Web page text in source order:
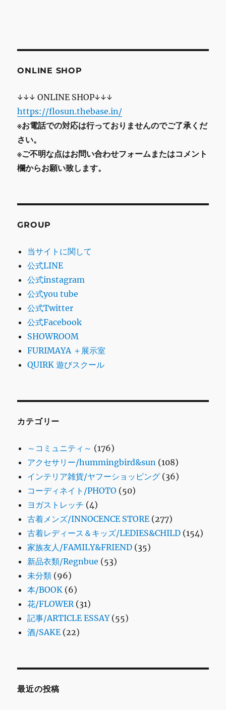
ONLINE SHOP
↓↓↓ ONLINE SHOP↓↓↓
https://flosun.thebase.in/
※お電話での対応は行っておりませんのでご了承くだ
さい。
※ご不明な点はお問い合わせフォームまたはコメント
欄からお願い致します。
GROUP
当サイトに関して
公式LINE
公式instagram
公式you tube
公式Twitter
公式Facebook
SHOWROOM
FURIMAYA ＋展示室
QUIRK 遊びスクール
カテゴリー
～コミュニティ～ (176)
アクセサリー/hummingbird&sun (108)
インテリア雑貨/ヤフーショッピング (36)
コーディネイト/PHOTO (50)
ヨガストレッチ (4)
古着メンズ/INNOCENCE STORE (277)
古着レディース＆キッズ/LEDIES&CHILD (154)
家族友人/FAMILY&FRIEND (35)
新品衣類/Regnbue (53)
未分類 (96)
本/BOOK (6)
花/FLOWER(31)
記事/ARTICLE ESSAY(55)
酒/SAKE (22)
最近の投稿